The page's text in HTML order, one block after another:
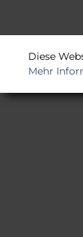
Diese
Mehr